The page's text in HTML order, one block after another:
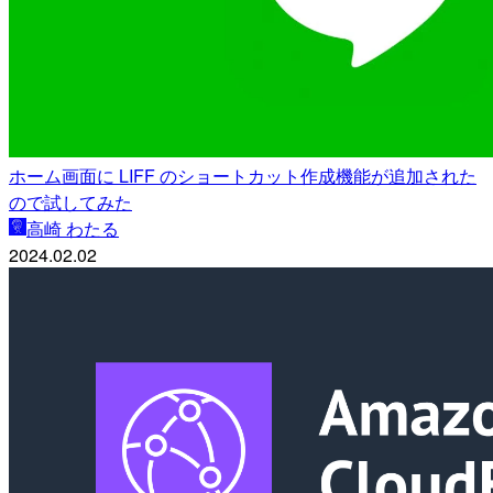
ホーム画面に LIFF のショートカット作成機能が追加された
ので試してみた
高崎 わたる
2024.02.02